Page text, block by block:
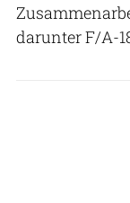
darunter F/A-